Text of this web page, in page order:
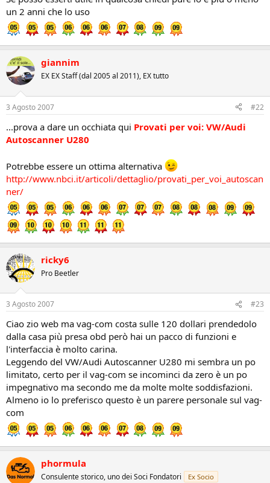
un 2 anni che lo uso
giannim
EX EX Staff (dal 2005 al 2011), EX tutto
3 Agosto 2007 #22
...prova a dare un occhiata qui Provati per voi: VW/Audi
Autoscanner U280
Potrebbe essere un ottima alternativa
http://www.nbci.it/articoli/dettaglio/provati_per_voi_autoscan
ner/
ricky6
Pro Beetler
3 Agosto 2007 #23
Ciao zio web ma vag-com costa sulle 120 dollari prendedolo
dalla casa più presa obd però hai un pacco di funzioni e
l'interfaccia è molto carina.
Leggendo del VW/Audi Autoscanner U280 mi sembra un po
limitato, certo per il vag-com se incominci da zero è un po
impegnativo ma secondo me da molte molte soddisfazioni.
Almeno io lo preferisco questo è un parere personale sul vag-
com
phormula
Consulente storico, uno dei Soci Fondatori Ex Socio